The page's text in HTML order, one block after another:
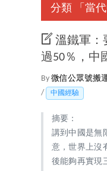
分類 「當
溫鐵軍：
過50％，中
By 微信公眾號搬
/
中國經驗
摘要：
講到中國是無
意，世界上沒
後能夠再實現